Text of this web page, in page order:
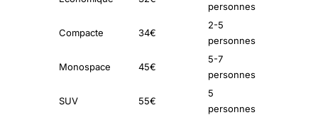
personnes
Compacte 34€
2-5
personnes
Monospace 45€
5-7
personnes
SUV 55€
5
personnes